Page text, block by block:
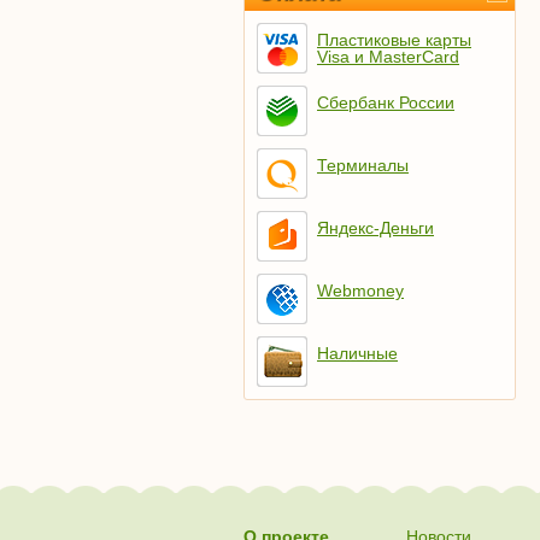
Пластиковые карты
Visa и MasterCard
Сбербанк России
Терминалы
Яндекс-Деньги
Webmoney
Наличные